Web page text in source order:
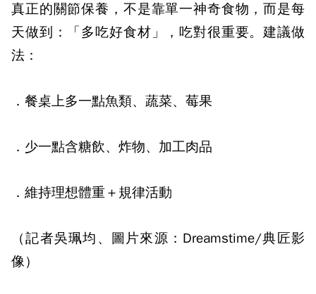
真正的關節保養，不是靠單一神奇食物，而是每
天做到：「多吃好食材」，吃對很重要。建議做
法：
．餐桌上多一點魚類、蔬菜、莓果
．少一點含糖飲、炸物、加工肉品
．維持理想體重＋規律活動
（記者吳珮均、圖片來源：Dreamstime/典匠影
像）